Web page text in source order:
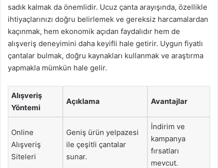
sadık kalmak da önemlidir. Ucuz çanta arayışında, özellikle
ihtiyaçlarınızı doğru belirlemek ve gereksiz harcamalardan
kaçınmak, hem ekonomik açıdan faydalıdır hem de
alışveriş deneyimini daha keyifli hale getirir. Uygun fiyatlı
çantalar bulmak, doğru kaynakları kullanmak ve araştırma
yapmakla mümkün hale gelir.
Alışveriş
Yöntemi
Açıklama Avantajlar
Online
Alışveriş
Siteleri
Geniş ürün yelpazesi
ile çeşitli çantalar
sunar.
İndirim ve
kampanya
fırsatları
mevcut.